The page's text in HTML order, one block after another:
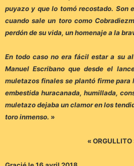
puyazo y que lo tomó recostado. Son
cuando sale un toro como
perdón de su vida, un homenaje a la
En todo caso no era fácil estar a su
Manuel Escribano que desde el
muletazos finales se plantó firme
embestida huracanada, humillada,
muletazo dejaba un clamor en los
toro inmenso. »
« ORGULLITO